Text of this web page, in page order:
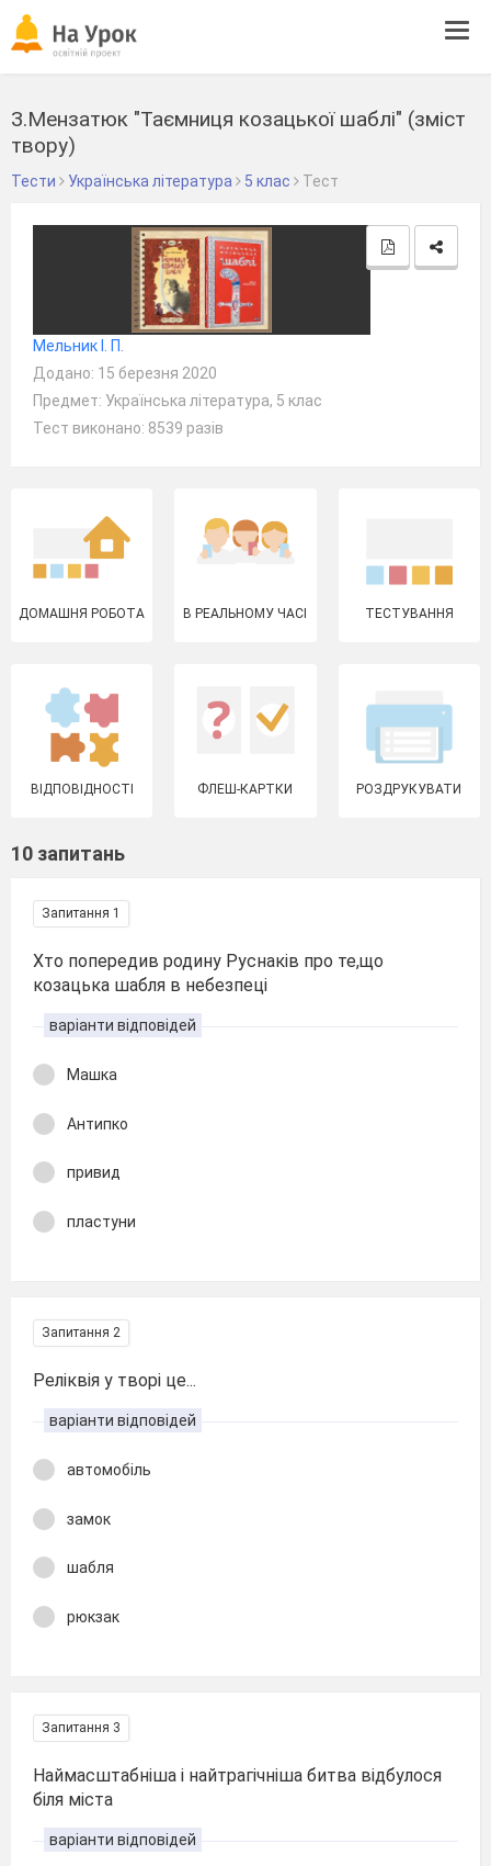
З.Мензатюк "Таємниця козацької шаблі" (зміст
твору)
Тести Українська література 5 клас Тест
Мельник І. П.
Додано: 15 березня 2020
Предмет: Українська література, 5 клас
Тест виконано: 8539 разів
ДОМАШНЯ РОБОТА В РЕАЛЬНОМУ ЧАСІ ТЕСТУВАННЯ
ВІДПОВІДНОСТІ ФЛЕШ-КАРТКИ РОЗДРУКУВАТИ
10 запитань
Запитання 1
Хто попередив родину Руснаків про те,що
козацька шабля в небезпеці
варіанти відповідей
Машка
Антипко
привид
пластуни
Запитання 2
Реліквія у творі це...
варіанти відповідей
автомобіль
замок
шабля
рюкзак
Запитання 3
Наймасштабніша і найтрагічніша битва відбулося
біля міста
варіанти відповідей